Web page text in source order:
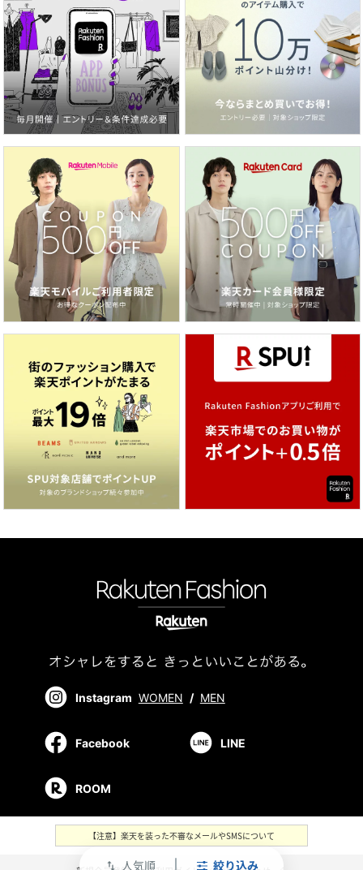
swap_vert 人気順 絞り込み
Instagram WOMEN / MEN
Facebook LINE
ROOM
【注意】楽天を装った不審なメールやSMSについて